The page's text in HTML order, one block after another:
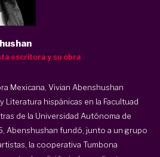
escritora y su obra
Mexicana, Vivian Abenshushan
Literatura hispánicas en la Facultuad
de la Universidad Autónoma de
Abenshushan fundó, junto a un grupo
la cooperativa Tumbona